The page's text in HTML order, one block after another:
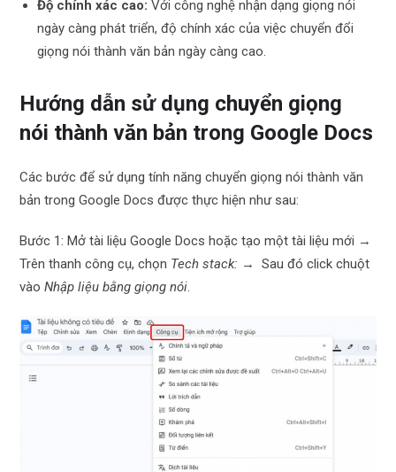
Độ chính xác cao: Với công nghệ nhận dạng giọng nói
ngày càng phát triển, độ chính xác của việc chuyển đổi
giọng nói thành văn bản ngày càng cao.
Hướng dẫn sử dụng chuyển giọng
nói thành văn bản trong Google Docs
Các bước để sử dụng tính năng chuyển giọng nói thành văn
bản trong Google Docs được thực hiện như sau:
Bước 1: Mở tài liệu Google Docs hoặc tạo một tài liệu mới →
Trên thanh công cụ, chọn Tech stack: → Sau đó click chuột
vàoNhập liệu bằng giọng nói.